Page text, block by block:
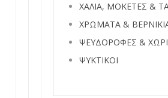
ΧΑΛΙΑ, ΜΟΚΕΤΕΣ &
ΧΡΩΜΑΤΑ &
ΨΕΥΔΟΡΟΦΕΣ &
ΨΥΚΤΙΚΟΙ